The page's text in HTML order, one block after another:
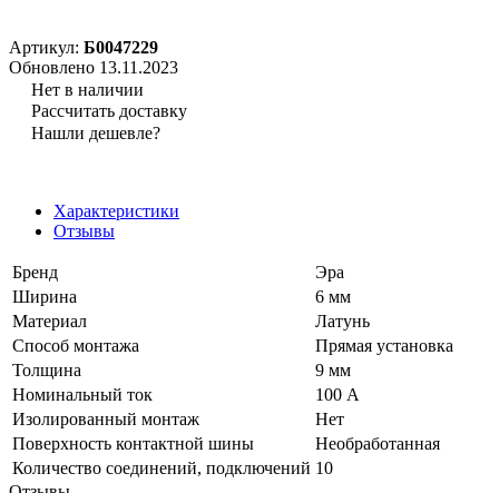
Артикул: Б0047229
Обновлено 13.11.2023
Нет в наличии
Рассчитать доставку
Нашли дешевле?
Характеристики
Отзывы
Бренд
Эра
Ширина
6 мм
Материал
Латунь
Способ монтажа
Прямая установка
Толщина
9 мм
Номинальный ток
100 А
Изолированный монтаж
Нет
Поверхность контактной шины
Необработанная
Количество соединений, подключений 10